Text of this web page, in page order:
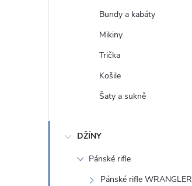
Bundy a kabáty
Mikiny
Trička
Košile
Šaty a sukně
DŽÍNY
Pánské rifle
Pánské rifle WRANGLER